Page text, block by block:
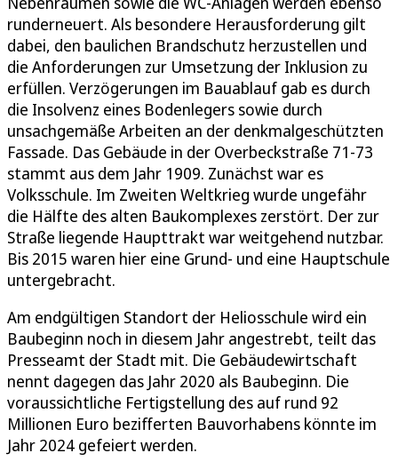
runderneuert. Als besondere Herausforderung gilt
dabei, den baulichen Brandschutz herzustellen und
die Anforderungen zur Umsetzung der Inklusion zu
erfüllen. Verzögerungen im Bauablauf gab es durch
die Insolvenz eines Bodenlegers sowie durch
unsachgemäße Arbeiten an der denkmalgeschützten
Fassade. Das Gebäude in der Overbeckstraße 71-73
stammt aus dem Jahr 1909. Zunächst war es
Volksschule. Im Zweiten Weltkrieg wurde ungefähr
die Hälfte des alten Baukomplexes zerstört. Der zur
Straße liegende Haupttrakt war weitgehend nutzbar.
Bis 2015 waren hier eine Grund- und eine Hauptschule
untergebracht.
Am endgültigen Standort der Heliosschule wird ein
Baubeginn noch in diesem Jahr angestrebt, teilt das
Presseamt der Stadt mit. Die Gebäudewirtschaft
nennt dagegen das Jahr 2020 als Baubeginn. Die
voraussichtliche Fertigstellung des auf rund 92
Millionen Euro bezifferten Bauvorhabens könnte im
Jahr 2024 gefeiert werden.